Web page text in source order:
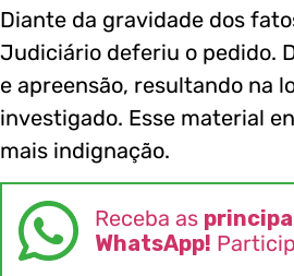
Diante da gravidade dos
Judiciário deferiu o pedido.
e apreensão, resultando na
investigado. Esse material
mais indignação.
Receba as
WhatsApp!